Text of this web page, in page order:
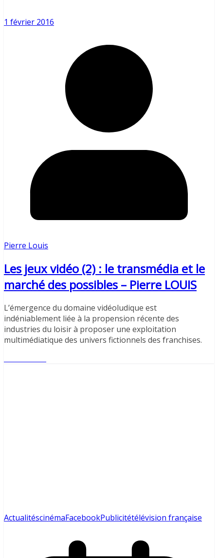
1 février 2016
Pierre Louis
Les jeux vidéo (2) : le transmédia et le
marché des possibles – Pierre LOUIS
L’émergence du domaine vidéoludique est
indéniablement liée à la propension récente des
industries du loisir à proposer une exploitation
multimédiatique des univers fictionnels des franchises.
ActualitéscinémaFacebookPublicitétélévision française